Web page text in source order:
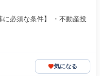
必須な条件】 ・不動産投
気になる